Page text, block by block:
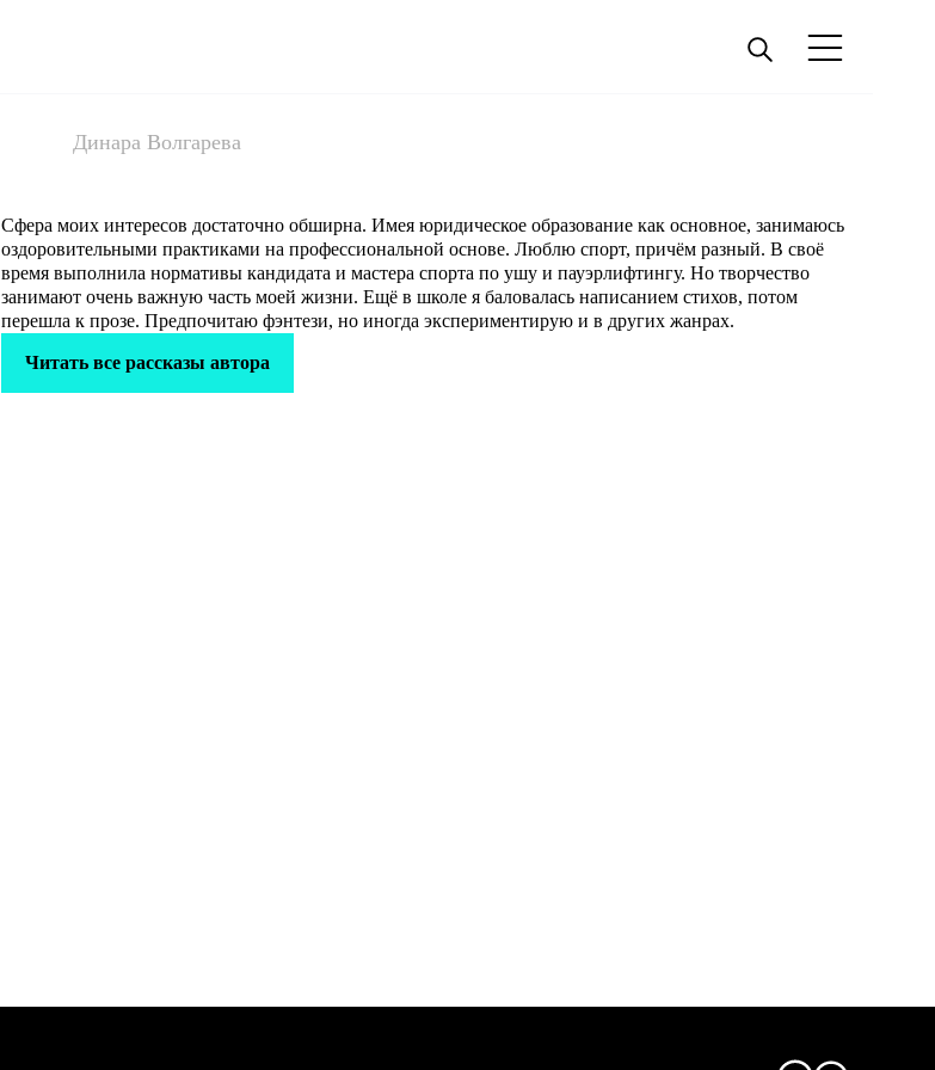
Динара Волгарева
Сфера моих интересов достаточно обширна. Имея юридическое образование как основное, занимаюсь
оздоровительными практиками на профессиональной основе. Люблю спорт, причём разный. В своё
время выполнила нормативы кандидата и мастера спорта по ушу и пауэрлифтингу. Но творчество
занимают очень важную часть моей жизни. Ещё в школе я баловалась написанием стихов, потом
перешла к прозе. Предпочитаю фэнтези, но иногда экспериментирую и в других жанрах.
Читать все рассказы автора